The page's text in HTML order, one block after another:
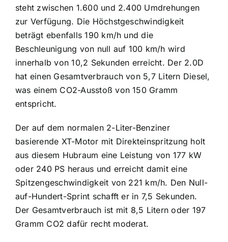
steht zwischen 1.600 und 2.400 Umdrehungen
zur Verfügung. Die Höchstgeschwindigkeit
beträgt ebenfalls 190 km/h und die
Beschleunigung von null auf 100 km/h wird
innerhalb von 10,2 Sekunden erreicht. Der 2.0D
hat einen Gesamtverbrauch von 5,7 Litern Diesel,
was einem CO2-Ausstoß von 150 Gramm
entspricht.
Der auf dem normalen 2-Liter-Benziner
basierende XT-Motor mit Direkteinspritzung holt
aus diesem Hubraum eine Leistung von 177 kW
oder 240 PS heraus und erreicht damit eine
Spitzengeschwindigkeit von 221 km/h. Den Null-
auf-Hundert-Sprint schafft er in 7,5 Sekunden.
Der Gesamtverbrauch ist mit 8,5 Litern oder 197
Gramm CO2 dafür recht moderat.